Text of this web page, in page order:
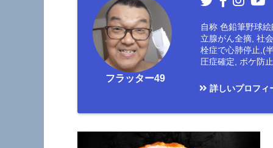
フラッター49
自称 色鉛筆野球
立腺がん全摘, 社
栓症で心肺停止,(
圧症確定, ボケ防
詳しいプロフィ